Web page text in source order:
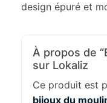
design épuré et
À propos de
sur Lokaliz
Ce produit est
bijoux du